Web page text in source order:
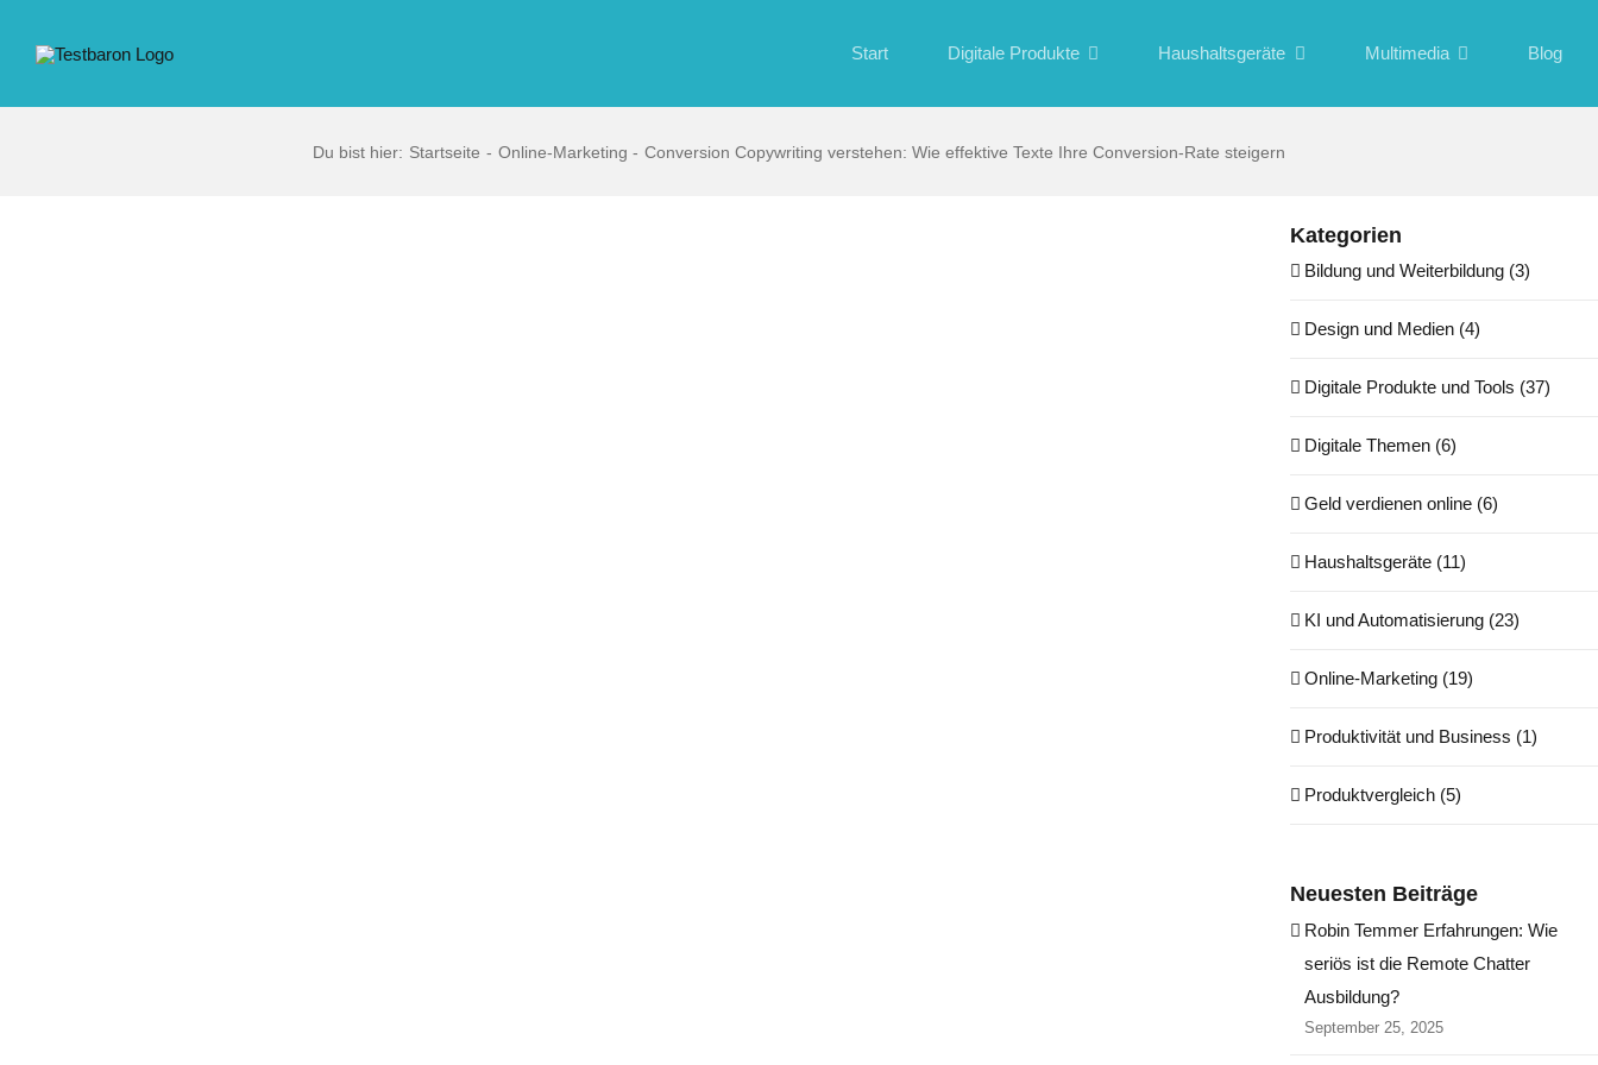
Inhalt
Start Digitale Produkte Haushaltsgeräte Multimedia Blog
Du bist hier: Startseite Online-Marketing Conversion Copywriting verstehen: Wie effektive Texte Ihre Conversion-Rate steigern
Kategorien
Bildung und Weiterbildung (3)
Design und Medien (4)
Digitale Produkte und Tools (37)
Digitale Themen (6)
Geld verdienen online (6)
Haushaltsgeräte (11)
KI und Automatisierung (23)
Online-Marketing (19)
Produktivität und Business (1)
Produktvergleich (5)
Neuesten Beiträge
Robin Temmer Erfahrungen: Wie
seriös ist die Remote Chatter
Ausbildung?
September 25, 2025